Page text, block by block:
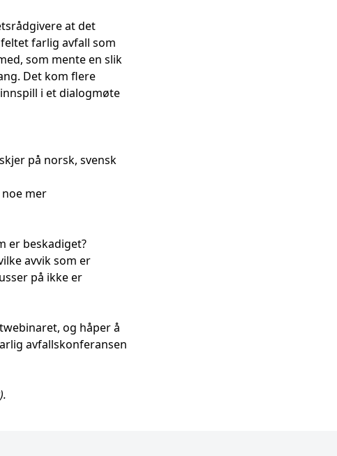
at det
farlig avfall som
som mente en slik
Det kom flere
i et dialogmøte
på norsk, svensk
mer
er beskadiget?
avvik som er
på ikke er
og håper å
avfallskonferansen